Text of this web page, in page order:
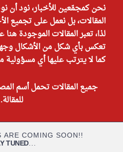
نحن كمجمّعين للأخبار، نود أن
المقالات، بل نعمل على تجميع
لذا، تعبر المقالات الموجودة
تعكس بأي شكل من الأشكال
كما لا يترتب عليها أي مسؤولية
جميع المقالات تحمل أسم
للمقالة.
ARE COMING SOON!!
TUNED...